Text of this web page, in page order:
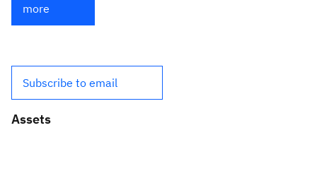
more
Subscribe to email
Assets